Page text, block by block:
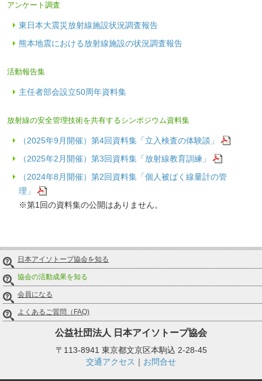
アンケート調査
東日本大震災放射線施設状況調査報告
熊本地震における放射線施設の状況調査報告
活動報告集
主任者部会設立50周年資料集
放射線の安全管理技術を共有するシンポジウム資料集
（2025年9月開催）第4回資料集「立入検査の体験談」
（2025年2月開催）第3回資料集「放射線教育訓練」
（2024年8月開催）第2回資料集「個人被ばく線量計の管
理」
※第1回の資料集の公開はありません。
日本アイソトープ協会を知る
協会の活動成果を知る
会員になる
よくあるご質問（FAQ)
公益社団法人 日本アイソトープ協会
〒113-8941 東京都文京区本駒込 2-28-45
交通アクセス ｜ お問合せ